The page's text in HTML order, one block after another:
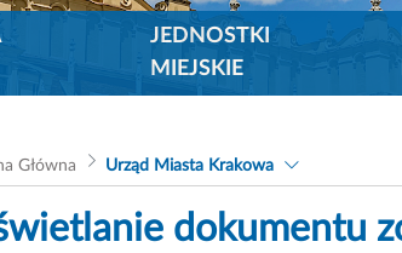
JEDNOSTKI
MIEJSKIE
Główna Urząd Miasta Krakowa
dokumentu